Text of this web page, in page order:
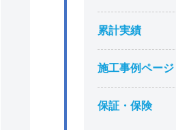
累計実績
施工事例ページ
保証・保険